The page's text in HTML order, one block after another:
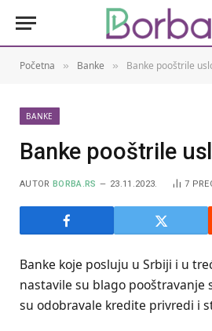
Početna » Banke » Banke pooštrile
BANKE
Banke pooštrile
AUTOR BORBA.RS 23.11.2023. 7
Banke koje posluju u Srbiji i u
nastavile su blago pooštravanje
su odobravale kredite privredi i